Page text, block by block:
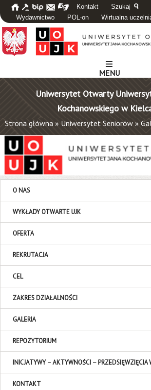
Kontakt Szukaj
Wydawnictwo
POL-on Wirtualna
MENU
Uniwersytet Otwarty
Kochanowskiego w
Strona główna » Uniwersytet Seniorów »
O NAS
WYKŁADY OTWARTE UJK
OFERTA
REKRUTACJA
CEL
ZAKRES DZIAŁALNOŚCI
GALERIA
REPOZYTORIUM
INICJATYWY – AKTYWNOŚCI – PRZEDSIĘWZIĘCIA
KONTAKT